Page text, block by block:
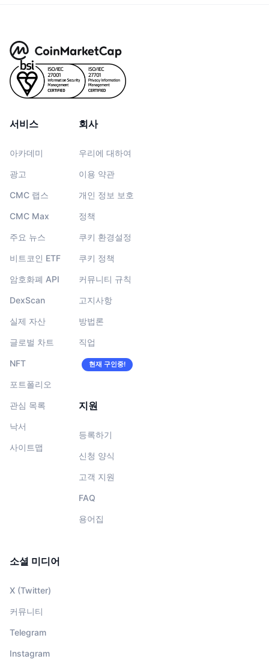
서비스
아카데미
광고
CMC 랩스
CMC Max
주요 뉴스
비트코인 ETF
암호화폐 API
DexScan
실제 자산
글로벌 차트
NFT
포트폴리오
관심 목록
낙서
사이트맵
회사
우리에 대하여
이용 약관
개인 정보 보호
정책
쿠키 환경설정
쿠키 정책
커뮤니티 규칙
고지사항
방법론
직업
현재 구인중!
지원
등록하기
신청 양식
고객 지원
FAQ
용어집
소셜 미디어
X (Twitter)
커뮤니티
Telegram
Instagram